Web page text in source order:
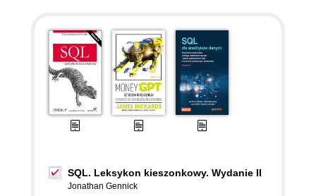
SQL. Leksykon kieszonkowy. Wydanie II
Jonathan Gennick